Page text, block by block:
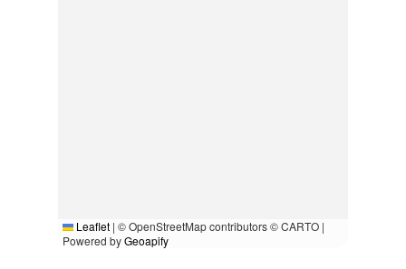
Leaflet | © OpenStreetMap contributors © CARTO |
Powered byGeoapify